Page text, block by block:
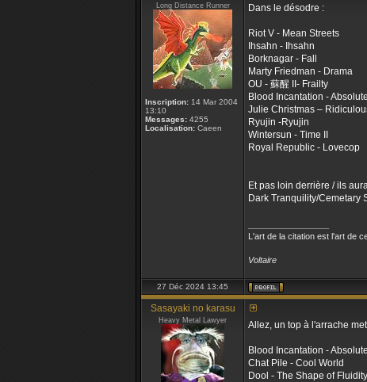
Long Distance Runner
Inscription: 14 Mar 2004
13:10
Messages: 4255
Localisation: Caeen
Dans le désodre :
Riot V - Mean Streets
Ihsahn - Ihsahn
Borknagar - Fall
Marty Friedman - Drama
OU - 蘇醒 II- Frailty
Blood Incantation -
Julie Christmas –
Ryujin -Ryujin
Wintersun - Time II
Royal Republic - Lovecop
Et pas loin derrière / ils
Dark Tranquility/Cemetary
L'art de la citation est l'art de
Voltaire
27 Déc 2024 13:45
Sasayaki no karasu
Heavy Metal Lawyer Allez, un top à l'arrache
Blood Incantation -
Chat Pile - Cool World
Dool - The Shape of Fluidity